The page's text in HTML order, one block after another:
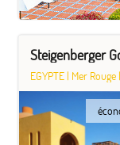
Steigenberger
EGYPTE | Mer Rouge |